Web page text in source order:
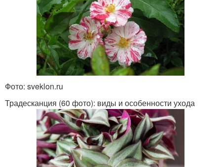
Фото: sveklon.ru
Традесканция (60 фото): виды и особенности ухода